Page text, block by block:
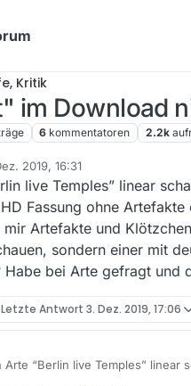
Kritik
im Download
6 kommentatoren 2.2k
2019, 16:31
live Temples” linear
Fassung ohne
Artefakte und
sondern einer mit
Habe bei Arte gefragt und
Letzte Antwort 3. Dez. 2019, 17:06
Arte “Berlin live Temples”